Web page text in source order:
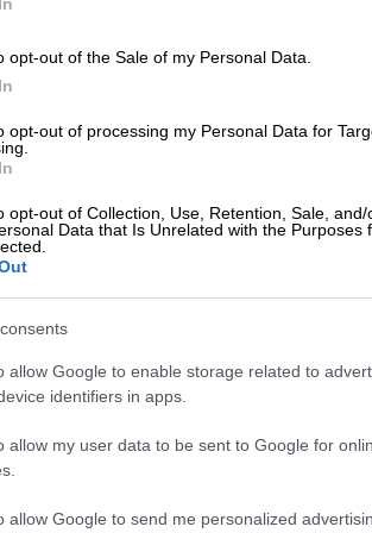
opt-out of the Sale of my Personal Data.
opt-out of processing my Personal Data for
opt-out of Collection, Use, Retention, Sale, and/
Data that Is Unrelated with the Purposes
allow Google to enable storage related to
identifiers in apps.
allow my user data to be sent to Google for
allow Google to send me personalized
Σινεμά|04.06.2026 09:47
πολύπειρος Τζιμ
Η πρώτη διανομή του
Σινεμά|28.05.2026 12:13
Σόντερμπεργκ, ΜακΚέλεν,
Μίκελσεν, Ράινσβε και